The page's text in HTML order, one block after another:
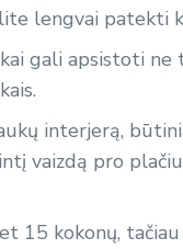
lengvai patekti
gali apsistoti ne
interjerą,
vaizdą pro
15 kokonų,